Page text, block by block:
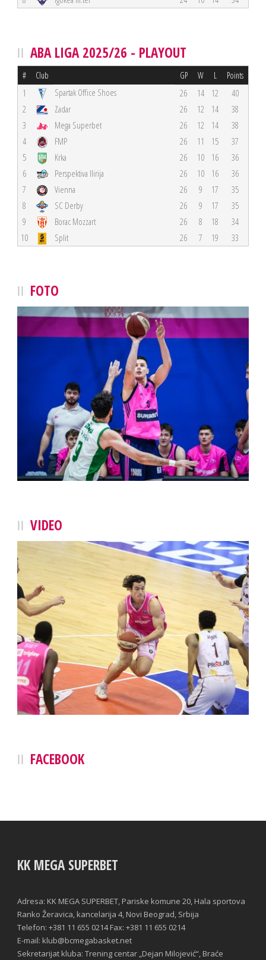
ABA LIGA 2025/26 - PLAYOUT
# Club GP W L Points
1 Spartak Office Shoes 26 14 12
40
2
Zadar 26 12 14
38
3
Mega Superbet 26 12 14
38
4
FMP 26 11 15
37
5
Krka 26 10 16
36
6
Perspektiva Ilirija 26 10 16
36
7
Vienna 26 9 17
35
8
SC Derby 26 9 17
35
9
Borac Mozzart 26 8 18
34
10
Split 26 7 19 33
FOTO
VIDEO
FACEBOOK
KK MEGA SUPERBET
Adresa: KK MEGA SUPERBET, Pariske komune 20, Hala sportova
Ranko Žeravica, kancelarija 4, Novi Beograd, Srbija
Telefon: +381 11 655 0214 Fax: +381 11 655 0214
E-mail: klub@bcmegabasket.net
Sekretarijat kluba: Trening centar „Dejan Milojević“, Braće